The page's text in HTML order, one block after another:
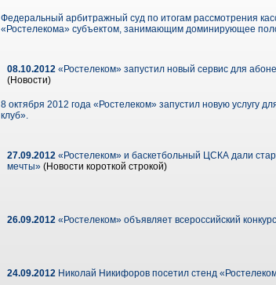
Федеральный арбитражный суд по итогам рассмотрения
«Ростелекома» субъектом, занимающим доминирующее
08.10.2012 «Ростелеком» запустил новый сервис для
(Новости)
8 октября 2012 года «Ростелеком» запустил новую услугу
клуб».
27.09.2012 «Ростелеком» и баскетбольный ЦСКА дали
мечты» (Новости короткой строкой)
26.09.2012 «Ростелеком» объявляет всероссийский
24.09.2012 Николай Никифоров посетил стенд